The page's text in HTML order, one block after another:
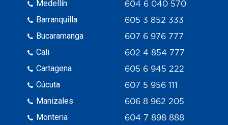
Medellín
Barranquilla
Bucaramanga
Cali
Cartagena
Cúcuta
Manizales
Monteria
604 6 040 570
605 3 852 333
607 6 976 777
602 4 854 777
605 6 945 222
607 5 956 111
606 8 962 205
604 7 898 888